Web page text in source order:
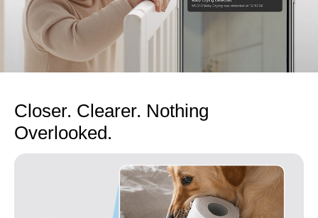
Closer. Clearer. Nothing
Overlooked.